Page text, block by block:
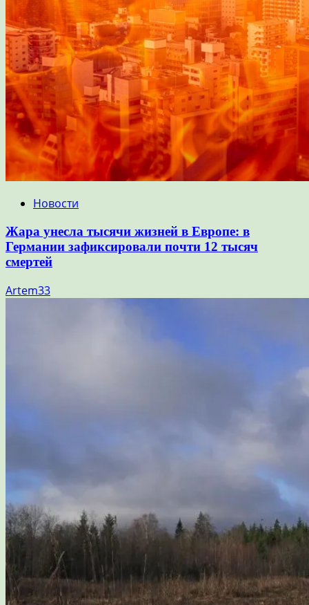
Новости
Жара унесла тысячи жизней в Европе: в
Германии зафиксировали почти 12 тысяч
смертей
Artem33